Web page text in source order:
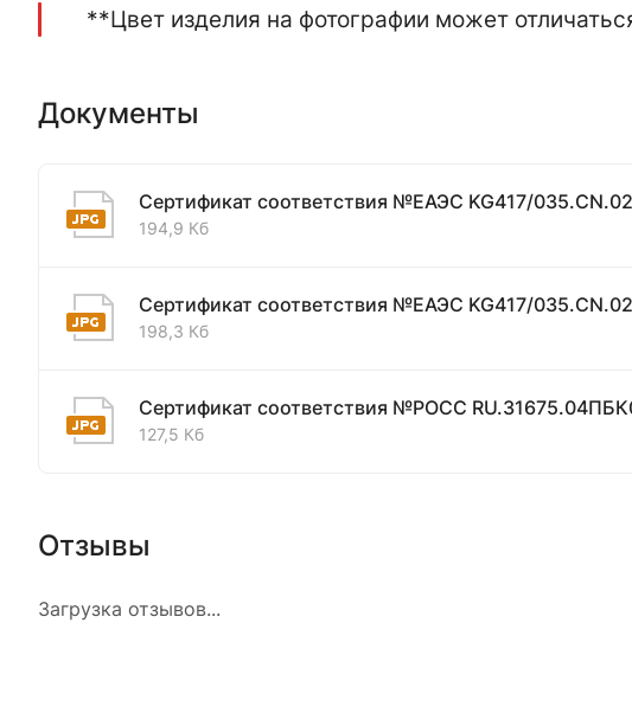
**Цвет изделия на фотографии может
Документы
Сертификат соответствия №ЕАЭС KG417/
194,9 Кб
Сертификат соответствия №ЕАЭС KG417/
198,3 Кб
Сертификат соответствия №РОСС
127,5 Кб
Отзывы
Загрузка отзывов...